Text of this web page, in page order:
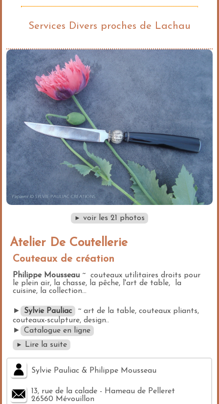
Services Divers proches de Lachau
► voir les 21 photos
Atelier De Coutellerie
Couteaux de création
Philippe Mousseau~ couteaux utilitaires droits pour
le plein air, la chasse, la pêche, l'art de table, la
cuisine, la collection...
► Sylvie Pauliac
~ art de la table, couteaux pliants,
couteaux-sculpture, design..
►
Catalogue en ligne
► Lire la suite
Sylvie Pauliac & Philippe Mousseau
13, rue de la calade - Hameau de Pelleret
26560 Mévouillon